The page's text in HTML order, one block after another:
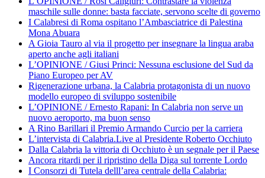
maschile sulle donne: basta facciate, servono scelte di governo
I Calabresi di Roma ospitano l’Ambasciatrice di Palestina
Mona Abuara
A Gioia Tauro al via il progetto per insegnare la lingua araba
aperto anche agli italiani
L’OPINIONE / Giusi Princi: Nessuna esclusione del Sud da
Piano Europeo per AV
Rigenerazione urbana, la Calabria protagonista di un nuovo
modello europeo di sviluppo sostenibile
L’OPINIONE / Ernesto Rapani: In Calabria non serve un
nuovo aeroporto, ma buon senso
A Rino Barillari il Premio Armando Curcio per la carriera
L’intervista di Calabria.Live al Presidente Roberto Occhiuto
Dalla Calabria la vittoria di Occhiuto è un segnale per il Paese
Ancora ritardi per il ripristino della Diga sul torrente Lordo
I Consorzi di Tutela delll’area centrale della Calabria: